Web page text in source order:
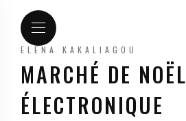
ELENA KAKALIAGOU
MARCHÉ DE NOËL
ÉLECTRONIQUE